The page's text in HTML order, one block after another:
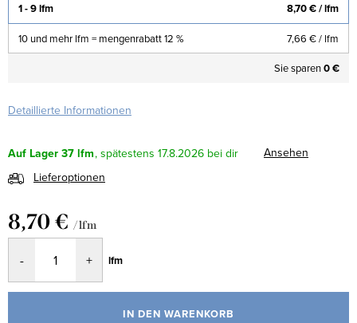
1 - 9 lfm 8,70 €/ lfm
10 und mehr lfm = mengenrabatt 12 % 7,66 €/ lfm
Sie sparen0 €
Detaillierte Informationen
Auf Lager37 lfm 17.8.2026
Ansehen
Lieferoptionen
8,70 € / lfm
lfm
IN DEN WARENKORB